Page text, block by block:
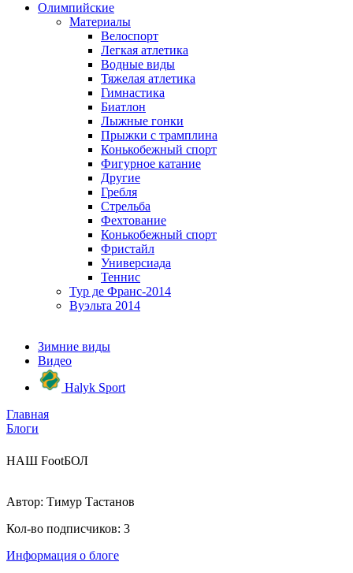
Олимпийские
Материалы
Велоспорт
Легкая атлетика
Водные виды
Тяжелая атлетика
Гимнастика
Биатлон
Лыжные гонки
Прыжки с трамплина
Конькобежный спорт
Фигурное катание
Другие
Гребля
Стрельба
Фехтование
Конькобежный спорт
Фристайл
Универсиада
Теннис
Тур де Франс-2014
Вуэльта 2014
Зимние виды
Видео
Halyk Sport
Главная
Блоги
НАШ FootБОЛ
Автор: Тимур Тастанов
Кол-во подписчиков: 3
Информация о блоге